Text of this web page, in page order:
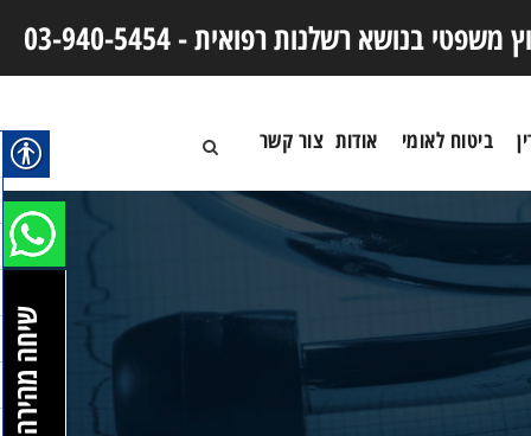
משפטי בנושא רשלנות רפואית -03-940-5454
ביטוח לאומי אודות צור קשר
שיחה מהירה